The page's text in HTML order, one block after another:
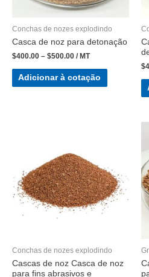
Conchas de nozes explodindo
Casca de noz para detonação
$400.00 – $500.00 / MT
Adicionar à cotação
$
Conchas de nozes explodindo
Cascas de noz Casca de noz
para fins abrasivos e